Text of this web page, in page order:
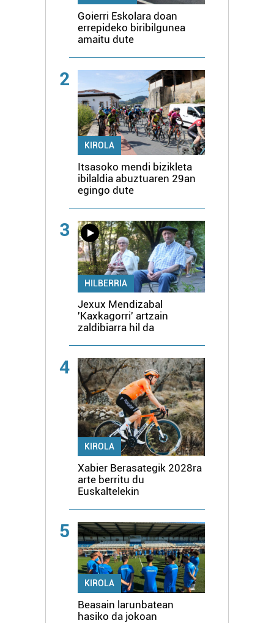
Goierri Eskolara doan
errepideko biribilgunea
amaitu dute
2
KIROLA
Itsasoko mendi bizikleta
ibilaldia abuztuaren 29an
egingo dute
3
HILBERRIA
Jexux Mendizabal
'Kaxkagorri' artzain
zaldibiarra hil da
4
KIROLA
Xabier Berasategik 2028ra
arte berritu du
Euskaltelekin
5
KIROLA
Beasain larunbatean
hasiko da jokoan